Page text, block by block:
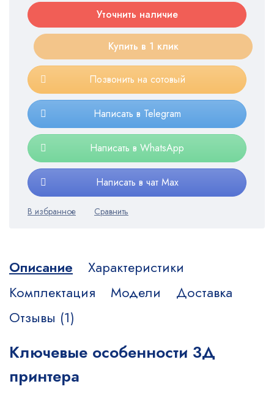
Уточнить наличие
Купить в 1 клик
Позвонить на сотовый
Написать в Telegram
Написать в WhatsApp
Написать в чат Max
Описание
Характеристики
Комплектация
Модели
Доставка
Отзывы (1)
Ключевые особенности 3Д
принтера